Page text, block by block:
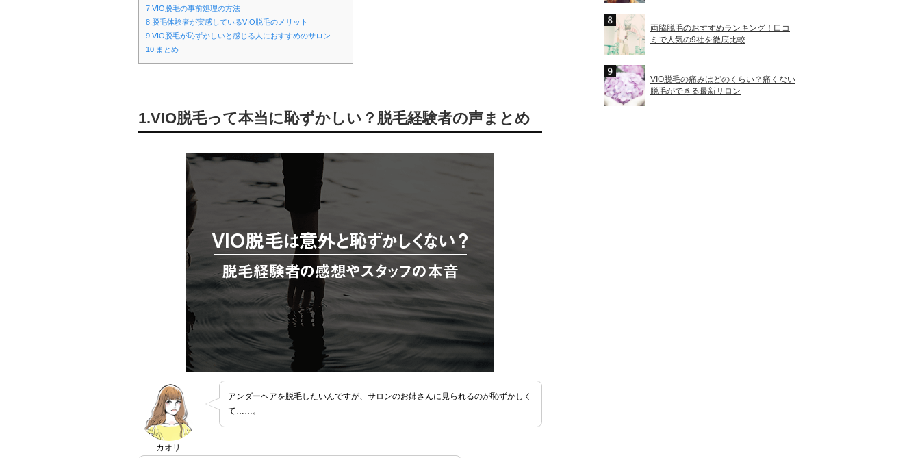
7.VIO脱毛の事前処理の方法
8.脱毛体験者が実感しているVIO脱毛のメリット
9.VIO脱毛が恥ずかしいと感じる人におすすめのサロン
10.まとめ
1.VIO脱毛って本当に恥ずかしい？脱毛経験者の声まとめ
カオリ
アンダーヘアを脱毛したいんですが、サロンのお姉さんに見られるのが恥ずかしく
て……。
両脇脱毛のおすすめランキング！口コ
ミで人気の9社を徹底比較
VIO脱毛の痛みはどのくらい？痛くない
脱毛ができる最新サロン